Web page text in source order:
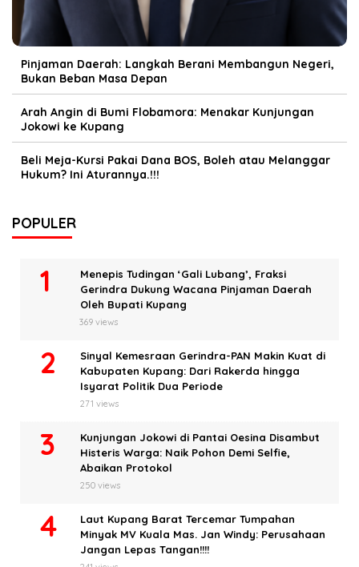
Pinjaman Daerah: Langkah Berani Membangun Negeri,
Bukan Beban Masa Depan
Arah Angin di Bumi Flobamora: Menakar Kunjungan
Jokowi ke Kupang
Beli Meja-Kursi Pakai Dana BOS, Boleh atau Melanggar
Hukum? Ini Aturannya.!!!
POPULER
Menepis Tudingan ‘Gali Lubang’, Fraksi
Gerindra Dukung Wacana Pinjaman Daerah
Oleh Bupati Kupang
369 views
Sinyal Kemesraan Gerindra-PAN Makin Kuat di
Kabupaten Kupang: Dari Rakerda hingga
Isyarat Politik Dua Periode
271 views
Kunjungan Jokowi di Pantai Oesina Disambut
Histeris Warga: Naik Pohon Demi Selfie,
Abaikan Protokol
250 views
Laut Kupang Barat Tercemar Tumpahan
Minyak MV Kuala Mas. Jan Windy: Perusahaan
Jangan Lepas Tangan!!!!